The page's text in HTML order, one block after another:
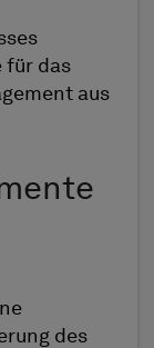
für das
aus
des